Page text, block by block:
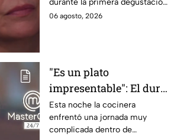
negros de MasterChef
24/7
durante la primera degustación
de la noche
06 agosto, 2026
"Es un plato
impresentable": El duro
regaño que hizo llorar a
Michelle dentro de
MasterChef 24/7
Esta noche la cocinera
enfrentó una jornada muy
complicada dentro de